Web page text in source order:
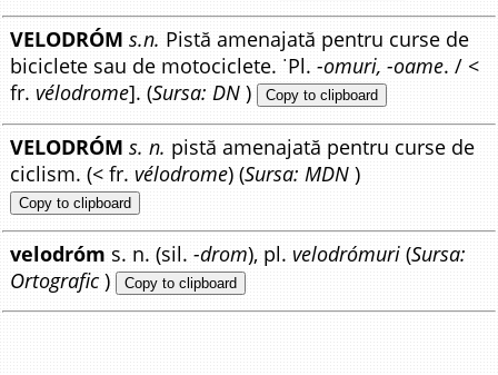
VELODRÓM s.n. Pistă amenajată pentru curse de
biciclete sau de motociclete. ˙Pl.-omuri, -oame. / <
fr. vélodrome]. (Sursa: DN ) Copy to clipboard
VELODRÓM s. n. pistă amenajată pentru curse de
ciclism. (< fr. vélodrome) (Sursa: MDN )
Copy to clipboard
velodróm s. n. (sil.-drom), pl. velodrómuri (Sursa:
Ortografic ) Copy to clipboard